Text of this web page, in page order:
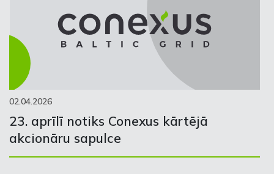
02.04.2026
23. aprīlī notiks Conexus kārtējā
akcionāru sapulce